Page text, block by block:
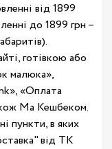
від 1899
до 1899 грн –
готівкою або
малюка»,
«Оплата
Ма Кешбеком.
пункти, в яких
від ТК